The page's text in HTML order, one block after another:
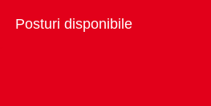
Posturi disponibile